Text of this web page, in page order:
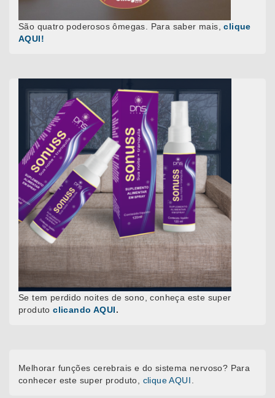
São quatro poderosos ômegas. Para saber mais,clique
AQUI!
Se tem perdido noites de sono, conheça este super
produto clicando AQUI.
Melhorar funções cerebrais e do sistema nervoso? Para
conhecer este super produto, clique AQUI.